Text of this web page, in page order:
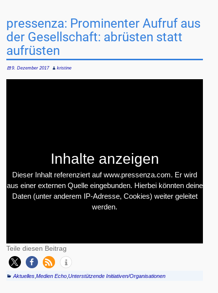
pressenza: Prominenter Aufruf aus
der Gesellschaft: abrüsten statt
aufrüsten
9. Dezember 2017 kristine
Inhalte anzeigen
Dieser Inhalt referenziert auf www.pressenza.com. Er wird
aus einer externen Quelle eingebunden. Hierbei könnten deine
Daten (unter anderem IP-Adresse, Cookies) weiter geleitet
werden.
Teile diesen Beitrag
Aktuelles, Medien Echo, Unterstützende Initiativen/Organisationen